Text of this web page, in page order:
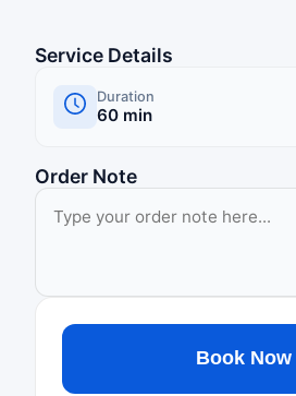
Service Details
Duration
60 min
Order Note
Book Now